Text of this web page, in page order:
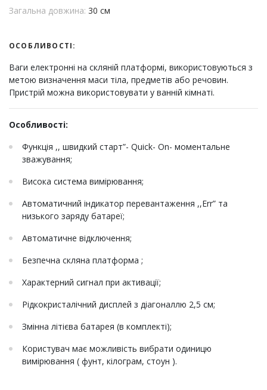
Загальна довжина: 30 см
ОСОБЛИВОСТІ:
Ваги електронні на скляній платформі, використовуються з
метою визначення маси тіла, предметів або речовин.
Пристрій можна використовувати у ванній кімнаті.
Особливості:
Функція ,, швидкий старт”- Quick- On- моментальне
зважування;
Висока система вимірювання;
Автоматичний індикатор перевантаження ,,Err” та
низького заряду батареї;
Автоматичне відключення;
Безпечна скляна платформа ;
Характерний сигнал при активації;
Рідкокристалічний дисплей з діагоналлю 2,5 см;
Змінна літієва батарея (в комплекті);
Користувач має можливість вибрати одиницю
вимірювання ( фунт, кілограм, стоун ).